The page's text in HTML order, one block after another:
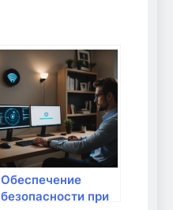
Обеспечение
безопасности при